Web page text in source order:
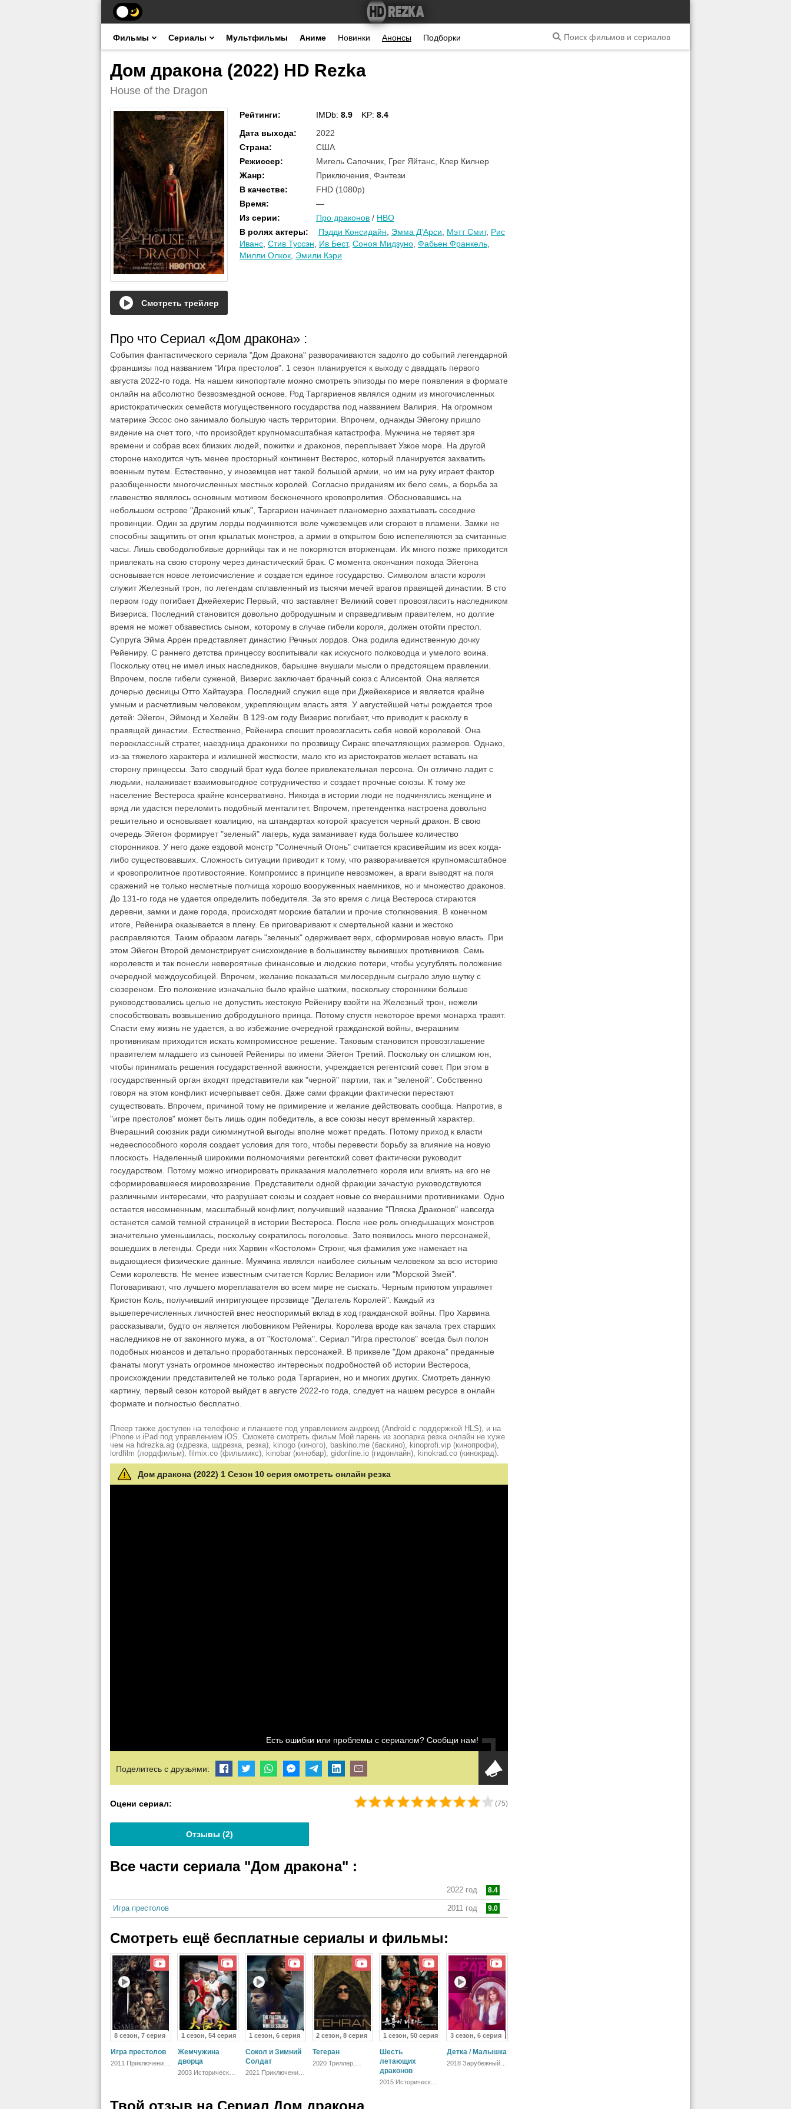
Фильмы Сериалы Мультфильмы Аниме Новинки Анонсы Подборки
Дом дракона (2022) HD Rezka
House of the Dragon
Смотреть трейлер
Рейтинги: IMDb: 8.9 KP: 8.4
Дата выхода:
2022
Страна:
США
Режиссер:
Мигель Сапочник, Грег Яйтанс, Клер Килнер
Жанр:
Приключения, Фэнтези
В качестве:
FHD (1080p)
Время:
—
Из серии: Про драконов / HBO
В ролях актеры: Пэдди Консидайн Эмма Д’Арси Мэтт Смит, Рис
Иванс Стив Туссэн Ив Бест, Соноя Мидзуно Фабьен Франкель
Милли Олкок Эмили Кэри
Про что Сериал «Дом дракона» :
События фантастического сериала "Дом Дракона" разворачиваются задолго до событий легендарной
франшизы под названием "Игра престолов". 1 сезон планируется к выходу с двадцать первого
августа 2022-го года. На нашем кинопортале можно смотреть эпизоды по мере появления в формате
онлайн на абсолютно безвозмездной основе. Род Таргариенов являлся одним из многочисленных
аристократических семейств могущественного государства под названием Валирия. На огромном
материке Эссос оно занимало большую часть территории. Впрочем, однажды Эйегону пришло
видение на счет того, что произойдет крупномасштабная катастрофа. Мужчина не теряет зря
времени и собрав всех близких людей, пожитки и драконов, переплывает Узкое море. На другой
стороне находится чуть менее просторный континент Вестерос, который планируется захватить
военным путем. Естественно, у иноземцев нет такой большой армии, но им на руку играет фактор
разобщенности многочисленных местных королей. Согласно приданиям их бело семь, а борьба за
главенство являлось основным мотивом бесконечного кровопролития. Обосновавшись на
небольшом острове "Драконий клык", Таргариен начинает планомерно захватывать соседние
провинции. Один за другим лорды подчиняются воле чужеземцев или сгорают в пламени. Замки не
способны защитить от огня крылатых монстров, а армии в открытом бою испепеляются за считанные
часы. Лишь свободолюбивые дорнийцы так и не покоряются вторженцам. Их много позже приходится
привлекать на свою сторону через династический брак. С момента окончания похода Эйегона
основывается новое летоисчисление и создается единое государство. Символом власти короля
служит Железный трон, по легендам сплавленный из тысячи мечей врагов правящей династии. В сто
первом году погибает Джейехерис Первый, что заставляет Великий совет провозгласить наследником
Визериса. Последний становится довольно добродушным и справедливым правителем, но долгие
время не может обзавестись сыном, которому в случае гибели короля, должен отойти престол.
Супруга Эйма Аррен представляет династию Речных лордов. Она родила единственную дочку
Рейениру. С раннего детства принцессу воспитывали как искусного полководца и умелого воина.
Поскольку отец не имел иных наследников, барышне внушали мысли о предстоящем правлении.
Впрочем, после гибели суженой, Визерис заключает брачный союз с Алисентой. Она является
дочерью десницы Отто Хайтауэра. Последний служил еще при Джейехерисе и является крайне
умным и расчетливым человеком, укрепляющим власть зятя. У августейшей четы рождается трое
детей: Эйегон, Эймонд и Хелейн. В 129-ом году Визерис погибает, что приводит к расколу в
правящей династии. Естественно, Рейенира спешит провозгласить себя новой королевой. Она
первоклассный стратег, наездница драконихи по прозвищу Сиракс впечатляющих размеров. Однако,
из-за тяжелого характера и излишней жесткости, мало кто из аристократов желает вставать на
сторону принцессы. Зато сводный брат куда более привлекательная персона. Он отлично ладит с
людьми, налаживает взаимовыгодное сотрудничество и создает прочные союзы. К тому же
население Вестероса крайне консервативно. Никогда в истории люди не подчинялись женщине и
вряд ли удастся переломить подобный менталитет. Впрочем, претендентка настроена довольно
решительно и основывает коалицию, на штандартах которой красуется черный дракон. В свою
очередь Эйегон формирует "зеленый" лагерь, куда заманивает куда большее количество
сторонников. У него даже ездовой монстр "Солнечный Огонь" считается красивейшим из всех когда-
либо существовавших. Сложность ситуации приводит к тому, что разворачивается крупномасштабное
и кровопролитное противостояние. Компромисс в принципе невозможен, а враги выводят на поля
сражений не только несметные полчища хорошо вооруженных наемников, но и множество драконов.
До 131-го года не удается определить победителя. За это время с лица Вестероса стираются
деревни, замки и даже города, происходят морские баталии и прочие столкновения. В конечном
итоге, Рейенира оказывается в плену. Ее приговаривают к смертельной казни и жестоко
расправляются. Таким образом лагерь "зеленых" одерживает верх, сформировав новую власть. При
этом Эйегон Второй демонстрирует снисхождение в большинству выживших противников. Семь
королевств и так понесли невероятные финансовые и людские потери, чтобы усугублять положение
очередной междоусобицей. Впрочем, желание показаться милосердным сыграло злую шутку с
сюзереном. Его положение изначально было крайне шатким, поскольку сторонники больше
руководствовались целью не допустить жестокую Рейениру взойти на Железный трон, нежели
способствовать возвышению добродушного принца. Потому спустя некоторое время монарха травят.
Спасти ему жизнь не удается, а во избежание очередной гражданской войны, вчерашним
противникам приходится искать компромиссное решение. Таковым становится провозглашение
правителем младшего из сыновей Рейениры по имени Эйегон Третий. Поскольку он слишком юн,
чтобы принимать решения государственной важности, учреждается регентский совет. При этом в
государственный орган входят представители как "черной" партии, так и "зеленой". Собственно
говоря на этом конфликт исчерпывает себя. Даже сами фракции фактически перестают
существовать. Впрочем, причиной тому не примирение и желание действовать сообща. Напротив, в
"игре престолов" может быть лишь один победитель, а все союзы несут временный характер.
Вчерашний союзник ради сиюминутной выгоды вполне может предать. Потому приход к власти
недееспособного короля создает условия для того, чтобы перевести борьбу за влияние на новую
плоскость. Наделенный широкими полномочиями регентский совет фактически руководит
государством. Потому можно игнорировать приказания малолетнего короля или влиять на его не
сформировавшееся мировоззрение. Представители одной фракции зачастую руководствуются
различными интересами, что разрушает союзы и создает новые со вчерашними противниками. Одно
остается несомненным, масштабный конфликт, получивший название "Пляска Драконов" навсегда
останется самой темной страницей в истории Вестероса. После нее роль огнедышащих монстров
значительно уменьшилась, поскольку сократилось поголовье. Зато появилось много персонажей,
вошедших в легенды. Среди них Харвин «Костолом» Стронг, чья фамилия уже намекает на
выдающиеся физические данные. Мужчина являлся наиболее сильным человеком за всю историю
Семи королевств. Не менее известным считается Корлис Веларион или "Морской Змей".
Поговаривают, что лучшего мореплавателя во всем мире не сыскать. Черным приютом управляет
Кристон Коль, получивший интригующее прозвище "Делатель Королей". Каждый из
вышеперечисленных личностей внес неоспоримый вклад в ход гражданской войны. Про Харвина
рассказывали, будто он является любовником Рейениры. Королева вроде как зачала трех старших
наследников не от законного мужа, а от "Костолома". Сериал "Игра престолов" всегда был полон
подобных нюансов и детально проработанных персонажей. В приквеле "Дом дракона" преданные
фанаты могут узнать огромное множество интересных подробностей об истории Вестероса,
происхождении представителей не только рода Таргариен, но и многих других. Смотреть данную
картину, первый сезон которой выйдет в августе 2022-го года, следует на нашем ресурсе в онлайн
формате и полностью бесплатно.
Плеер также доступен на телефоне и планшете под управлением андроид (Android с поддержкой HLS), и на
iPhone и iPad под управлением iOS. Сможете смотреть фильм Мой парень из зоопарка резка онлайн не хуже
чем на hdrezka.ag (хдрезка, шдрезка, резка), kinogo (киного), baskino.me (баскино), kinoprofi.vip (кинопрофи),
lordfilm (лордфильм), filmix.co (фильмикс), kinobar (кинобар), gidonline.io (гидонлайн), kinokrad.сo (кинокрад).
Дом дракона (2022) 1 Сезон 10 серия смотреть онлайн резка
Есть ошибки или проблемы с сериалом? Сообщи нам!
Поделитесь с друзьями:
Оцени сериал: (75)
Отзывы (2)
Все части сериала "Дом дракона" :
2022 год 8.4
Игра престолов 2011 год 9.0
Смотреть ещё бесплатные сериалы и фильмы:
8 сезон, 7 серия
Игра престолов
2011 Приключения,
Мелодрама, Драма
1 сезон, 54 серия
Жемчужина
дворца
2003 Исторический,
1 сезон, 6 серия
Сокол и Зимний
Солдат
2021 Приключения,
2 сезон, 8 серия
Тегеран
2020 Триллер,
1 сезон, 50 серия
Шесть
летающих
драконов
2015 Исторический,
3 сезон, 6 серия
Детка / Малышка
2018 Зарубежный,